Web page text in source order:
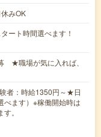
みOK
ート時間選べます！
★職場が気に入れば、
者：時給1350円～★日
べます）※稼働開始時は
。